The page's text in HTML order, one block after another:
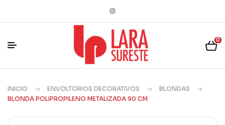
0
INICIO ENVOLTORIOS DECORATIVOS
BLONDAS
BLONDA POLIPROPILENO METALIZADA 90 CM